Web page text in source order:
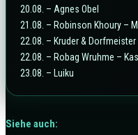
20.08. – Agnes Obel
21.08. – Robinson Khoury –
22.08. – Kruder & Dorfmeister
22.08. – Robag Wruhme –
23.08. – Luiku
Siehe auch: